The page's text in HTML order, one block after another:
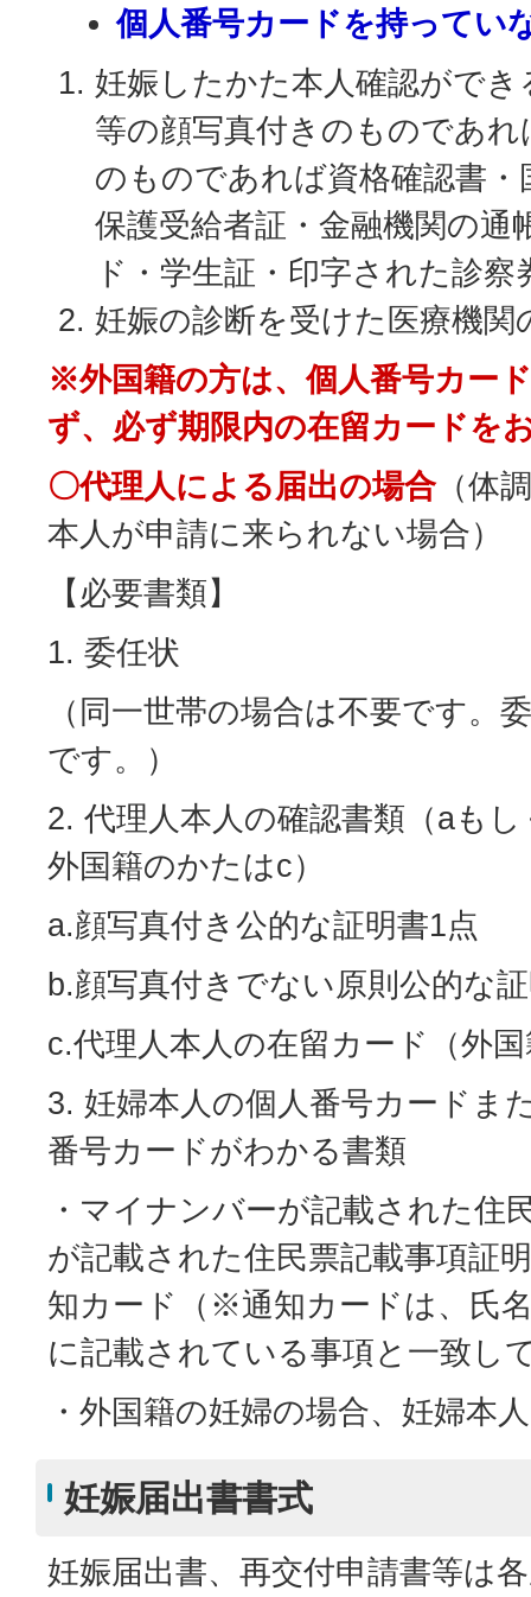
個人番号カードを持ってい
妊娠したかた本人確認ができ
等の顔写真付きのものであ
のものであれば資格確認書・
保護受給者証・金融機関の通
ド・学生証・印字された診
妊娠の診断を受けた医療機関
※外国籍の方は、個人番号カー
ず、必ず期限内の在留カードを
〇代理人による届出の場合（体
本人が申請に来られない場合）
【必要書類】
1. 委任状
（同一世帯の場合は不要です。
です。）
2. 代理人本人の確認書類（aも
外国籍のかたはc）
a.顔写真付き公的な証明書1点
b.顔写真付きでない原則公的な
c.代理人本人の在留カード（外
3. 妊婦本人の個人番号カードま
番号カードがわかる書類
・マイナンバーが記載された住
が記載された住民票記載事項証
知カード（※通知カードは、氏
に記載されている事項と一致し
・外国籍の妊婦の場合、妊婦本
妊娠届出書書式
妊娠届出書、再交付申請書等は